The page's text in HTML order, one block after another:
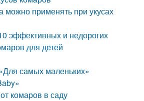
можно применять при укусах
эффективных и недорогих
для детей
самых маленьких»
комаров в саду